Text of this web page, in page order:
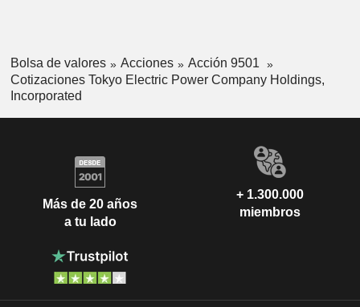
Bolsa de valores Acciones
Acción 9501
Cotizaciones Tokyo Electric Power Company Holdings,
Incorporated
Más de 20 años
a tu lado
+ 1.300.000
miembros